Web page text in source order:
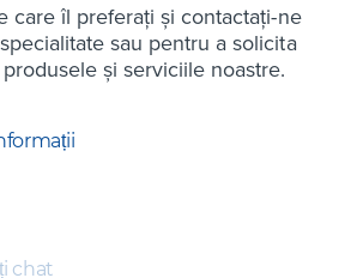
care îl preferați și contactați-ne
sau pentru a solicita
și serviciile noastre.
chat